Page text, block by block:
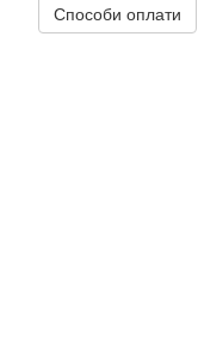
Способи оплати